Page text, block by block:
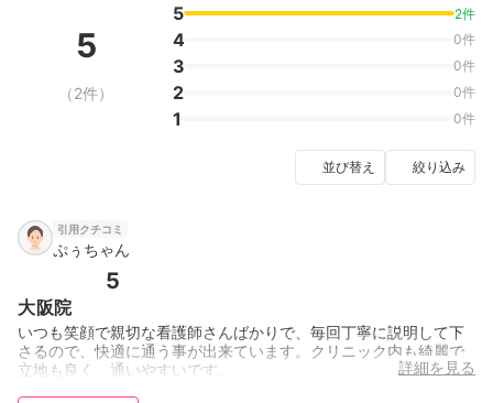
5
（2件）
5 2件
4 0件
3 0件
2 0件
1 0件
並び替え 絞り込み
引用クチコミ
ぷぅちゃん
5
大阪院
いつも笑顔で親切な看護師さんばかりで、毎回丁寧に説明して下
さるので、快適に通う事が出来ています。クリニック内も綺麗で
立地も良く、通いやすいです。
詳細を見る